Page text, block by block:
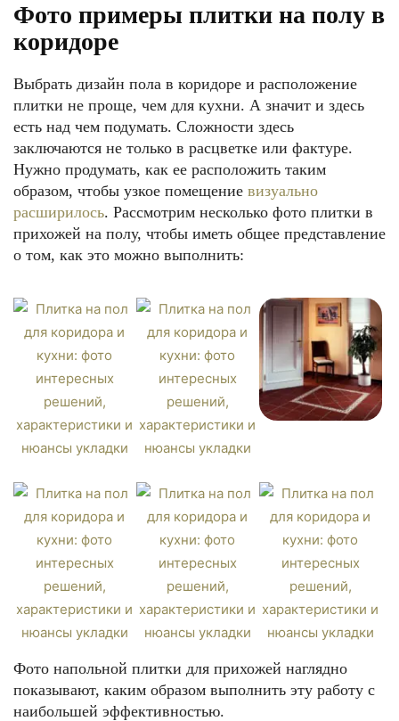
Фото примеры плитки на полу в
коридоре
Выбрать дизайн пола в коридоре и расположение
плитки не проще, чем для кухни. А значит и здесь
есть над чем подумать. Сложности здесь
заключаются не только в расцветке или фактуре.
Нужно продумать, как ее расположить таким
образом, чтобы узкое помещение визуально
расширилось. Рассмотрим несколько фото плитки в
прихожей на полу, чтобы иметь общее представление
о том, как это можно выполнить:
Фото напольной плитки для прихожей наглядно
показывают, каким образом выполнить эту работу с
наибольшей эффективностью.